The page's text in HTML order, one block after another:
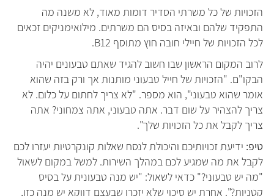
הזכויות של כל משרתי הסדיר דומות מאוד, לא משנה מה
התפקיד שלהם ובאיזה בסיס הם משרתים. מילואימניקים זכאים
לכל הזכויות של חיילי חובה חוץ מתוסף B12.
לרוב המקום הראשון שבו חשוב להגיד שאתם טבעונים יהיה
הבקו"ם. "הזכויות של חייל טבעוני מותנות אך ורק בזה שהוא
אומר שהוא טבעוני", הוא מספר. "לא צריך לחתום על כלום. לא
צריך להצהיר על שום דבר. אתה טבעוני, אתה צמחוני? אתה
צריך לקבל את כל הזכויות שלך".
טיפ: ידיעת זכויותיכם והיכולת לנסח שאלות קונקרטיות יעזרו לכם
לקבל את מה שמגיע לכם במהלך השירות. למשל במקום לשאול
"מה יש טבעוני?" כדאי לשאול: "יש מנה טבעונית על בסיס
קטניות?". אחרת יש סיכוי שלא יזכרו שבעצם דווקא יש מנה כזו,